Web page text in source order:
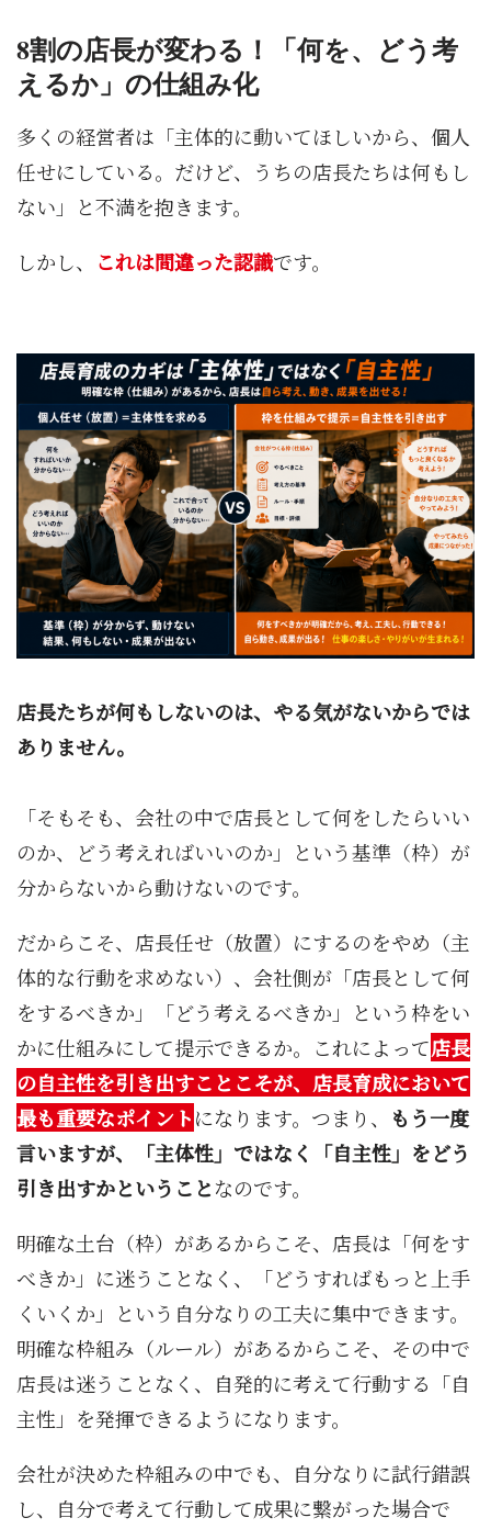
8割の店長が変わる！「何を、どう考
えるか」の仕組み化
多くの経営者は「主体的に動いてほしいから、個人
任せにしている。だけど、うちの店長たちは何もし
ない」と不満を抱きます。
しかし、
これは間違った認識です。
店長たちが何もしないのは、やる気がないからでは
ありません。
「そもそも、会社の中で店長として何をしたらいい
のか、どう考えればいいのか」という基準（枠）が
分からないから動けないのです。
だからこそ、店長任せ（放置）にするのをやめ（主
体的な行動を求めない）、会社側が「店長として何
をするべきか」「どう考えるべきか」という枠をい
かに仕組みにして提示できるか。これによって店長
の自主性を引き出すことこそが、店長育成において
最も重要なポイントになります。つまり、
もう一度
言いますが、「主体性」ではなく「自主性」をどう
引き出すかということなのです。
明確な土台（枠）があるからこそ、店長は「何をす
べきか」に迷うことなく、「どうすればもっと上手
くいくか」という自分なりの工夫に集中できます。
明確な枠組み（ルール）があるからこそ、その中で
店長は迷うことなく、自発的に考えて行動する「自
主性」を発揮できるようになります。
会社が決めた枠組みの中でも、自分なりに試行錯誤
し、自分で考えて行動して成果に繋がった場合で